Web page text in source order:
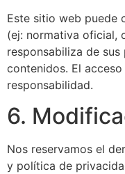
Este sitio web puede
(ej: normativa oficial,
responsabiliza de
contenidos. El
responsabilidad.
6.
Nos reservamos el
y política de